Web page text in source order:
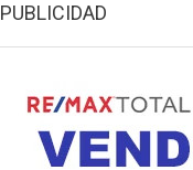
PUBLICIDAD